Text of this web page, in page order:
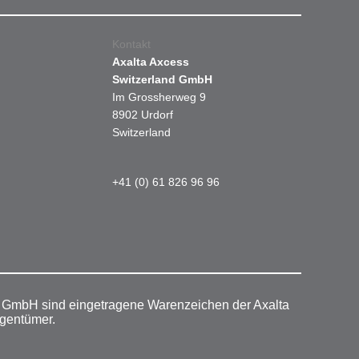
Kontakt
Axalta Axcess
Switzerland GmbH
Im Grossherweg 9
8902 Urdorf
Switzerland
+41 (0) 61 826 96 96
sind eingetragene Warenzeichen der Axalta